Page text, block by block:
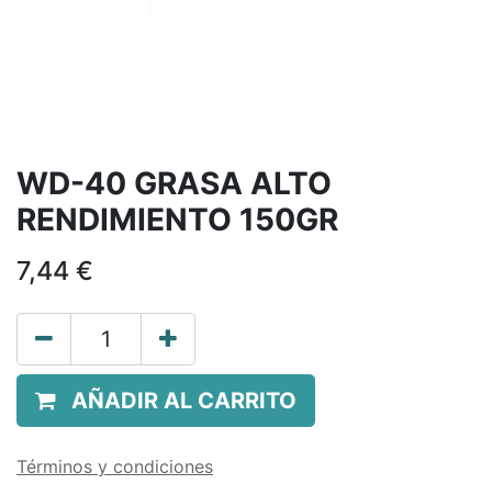
WD-40 GRASA ALTO
RENDIMIENTO 150GR
7,44 €
AÑADIR AL CARRITO
Términos y condiciones